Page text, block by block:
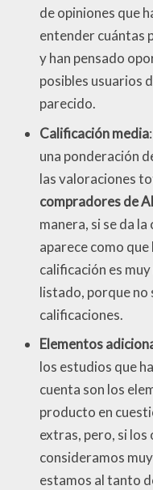
de opiniones que
entender cuántas
y han pensado
posibles usuarios
parecido.
Calificación media
una ponderación
las valoraciones
compradores de
manera, si se da
aparece como
calificación es
listado, porque
calificaciones.
Elementos
los estudios que
cuenta son los
producto en
extras, pero, si los
consideramos
estamos al tanto